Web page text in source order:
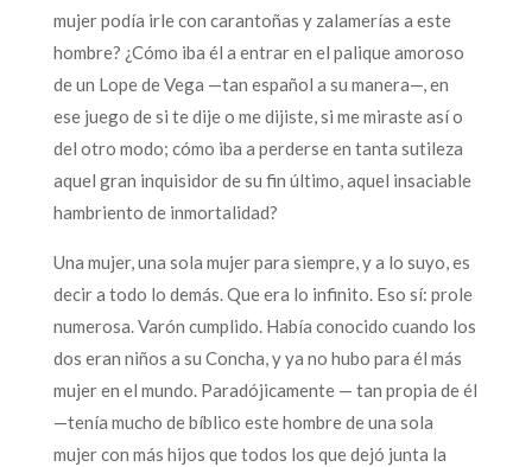
mujer podía irle con carantoñas y zalamerías a este
hombre? ¿Cómo iba él a entrar en el palique amoroso
de un Lope de Vega —tan español a su manera—, en
ese juego de si te dije o me dijiste, si me miraste así o
del otro modo; cómo iba a perderse en tanta sutileza
aquel gran inquisidor de su fin último, aquel insaciable
hambriento de inmortalidad?
Una mujer, una sola mujer para siempre, y a lo suyo, es
decir a todo lo demás. Que era lo infinito. Eso sí: prole
numerosa. Varón cumplido. Había conocido cuando los
dos eran niños a su Concha, y ya no hubo para él más
mujer en el mundo. Paradójicamente — tan propia de él
—tenía mucho de bíblico este hombre de una sola
mujer con más hijos que todos los que dejó junta la